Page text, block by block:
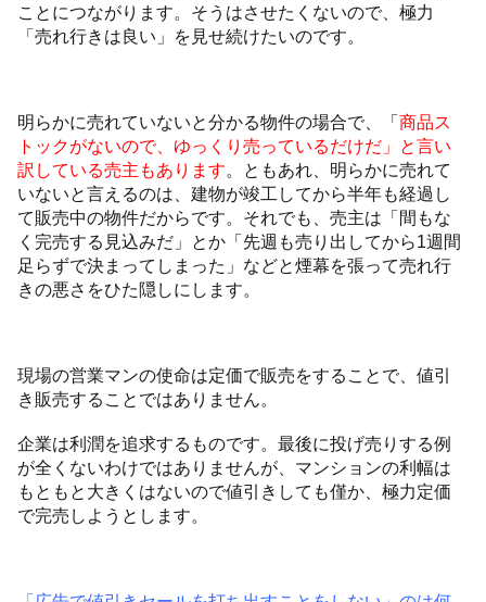
ことにつながります。そうはさせたくないので、極力
「売れ行きは良い」を見せ続けたいのです。
明らかに売れていないと分かる物件の場合で、「商品ス
トックがないので、ゆっくり売っているだけだ」と言い
訳している売主もあります。ともあれ、明らかに売れて
いないと言えるのは、建物が竣工してから半年も経過し
て販売中の物件だからです。それでも、売主は「間もな
く完売する見込みだ」とか「先週も売り出してから1週間
足らずで決まってしまった」などと煙幕を張って売れ行
きの悪さをひた隠しにします。
現場の営業マンの使命は定価で販売をすることで、値引
き販売することではありません。
企業は利潤を追求するものです。最後に投げ売りする例
が全くないわけではありませんが、マンションの利幅は
もともと大きくはないので値引きしても僅か、極力定価
で完売しようとします。